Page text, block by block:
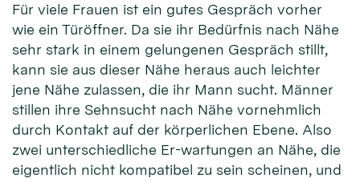
Für viele Frauen ist ein gutes Gespräch vorher
wie ein Türöffner. Da sie ihr Bedürfnis nach Nähe
sehr stark in einem gelungenen Gespräch stillt,
kann sie aus dieser Nähe heraus auch leichter
jene Nähe zulassen, die ihr Mann sucht. Männer
stillen ihre Sehnsucht nach Nähe vornehmlich
durch Kontakt auf der körperlichen Ebene. Also
zwei unterschiedliche Er-wartungen an Nähe, die
eigentlich nicht kompatibel zu sein scheinen, und